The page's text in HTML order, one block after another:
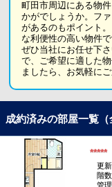
町田市周辺にある物
かがでしょうか。フ
があるのもポイント
な利便性の高い物件
ぜひ当社にお任せ下
で、ご希望に適した
ましたら、お気軽にご
成約済みの部屋一覧（
*****
更新
階
管